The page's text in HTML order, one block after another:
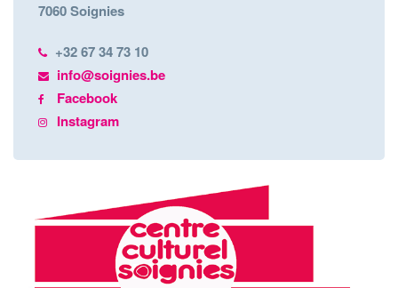
7060 Soignies
+32 67 34 73 10
info@soignies.be
Facebook
Instagram